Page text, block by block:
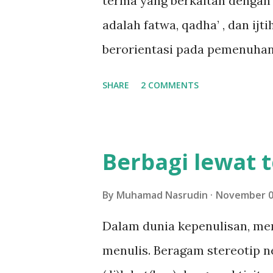
adalah fatwa, qadha’ , dan
berorientasi pada
akar-akarnya. (al-Fayumi:
hakim ( qadhi ) yang
perkara di meja hijau. Hakim
mungkin. Putusan ini
yang berperkara. Dalam
SHARE 2 COMMENTS
Berbagi lewat
By Muhamad Nasrudin November
Dalam dunia kepenulisan,
menulis. Beragam stereotip